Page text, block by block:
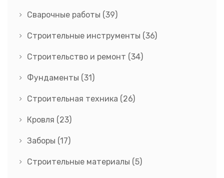
Сварочные работы (39)
Строительные инструменты (36)
Строительство и ремонт (34)
Фундаменты (31)
Строительная техника (26)
Кровля (23)
Заборы (17)
Строительные материалы (5)